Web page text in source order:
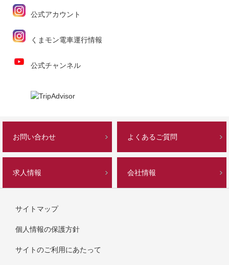
公式アカウント
くまモン電車運行情報
公式チャンネル
お問い合わせ よくあるご質問
求人情報 会社情報
サイトマップ
個人情報の保護方針
サイトのご利用にあたって